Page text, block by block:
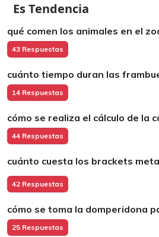
Es Tendencia
qué comen los animales en el
43 Respuestas
cuánto tiempo duran las
14 Respuestas
cómo se realiza el cálculo de la
44 Respuestas
cuánto cuesta los brackets
42 Respuestas
cómo se toma la domperidona
25 Respuestas